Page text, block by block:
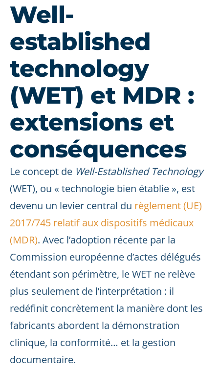
Well-
established
technology
(WET) et MDR :
extensions et
conséquences
Le concept de Well-Established Technology
(WET), ou « technologie bien établie », est
devenu un levier central du règlement (UE)
2017/745 relatif aux dispositifs médicaux
(MDR). Avec l’adoption récente par la
Commission européenne d’actes délégués
étendant son périmètre, le WET ne relève
plus seulement de l’interprétation : il
redéfinit concrètement la manière dont les
fabricants abordent la démonstration
clinique, la conformité… et la gestion
documentaire.